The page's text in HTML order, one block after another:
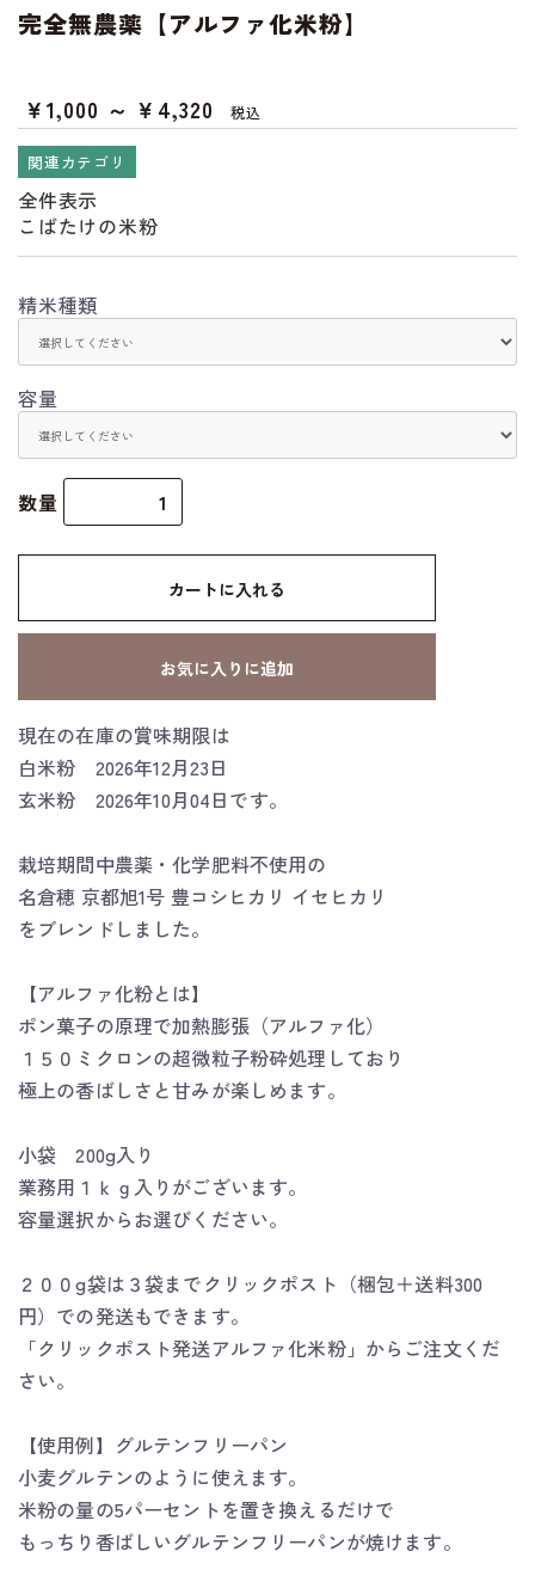
完全無農薬【アルファ化米粉】
￥1,000 ～ ￥4,320 税込
関連カテゴリ
全件表示
こばたけの米粉
精米種類
容量
数量
カートに入れる
お気に入りに追加
現在の在庫の賞味期限は
白米粉 2026年12月23日
玄米粉 2026年10月04日です。
栽培期間中農薬・化学肥料不使用の
名倉穂 京都旭1号 豊コシヒカリ イセヒカリ
をブレンドしました。
【アルファ化粉とは】
ポン菓子の原理で加熱膨張（アルファ化）
１５０ミクロンの超微粒子粉砕処理しており
極上の香ばしさと甘みが楽しめます。
小袋 200g入り
業務用１ｋｇ入りがございます。
容量選択からお選びください。
２００g袋は３袋までクリックポスト（梱包＋送料300
円）での発送もできます。
「クリックポスト発送アルファ化米粉」からご注文くだ
さい。
【使用例】グルテンフリーパン
小麦グルテンのように使えます。
米粉の量の5パーセントを置き換えるだけで
もっちり香ばしいグルテンフリーパンが焼けます。